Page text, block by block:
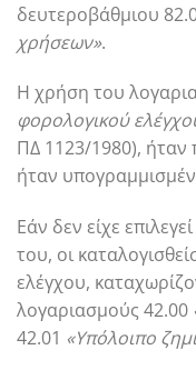
δευτεροβάθμιου
χρήσεων».
Η χρήση του
φορολογικού
ΠΔ 1123/1980), ήταν
ήταν
Εάν δεν είχε
του, οι
ελέγχου,
λογαριασμούς 42.00
42.01 «Υπόλοιπο